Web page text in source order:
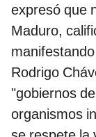
expresó que
Maduro,
Rodrigo
"gobiernos
organismos